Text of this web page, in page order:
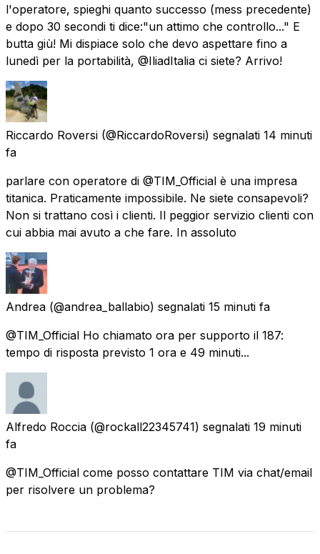
l'operatore, spieghi quanto successo (mess precedente)
e dopo 30 secondi ti dice:"un attimo che controllo..." E
butta giù! Mi dispiace solo che devo aspettare fino a
lunedì per la portabilità, @IliadItalia ci siete? Arrivo!
Riccardo Roversi (@RiccardoRoversi) segnalati 14 minuti
fa
parlare con operatore di @TIM_Official è una impresa
titanica. Praticamente impossibile. Ne siete consapevoli?
Non si trattano così i clienti. Il peggior servizio clienti con
cui abbia mai avuto a che fare. In assoluto
Andrea (@andrea_ballabio) segnalati 15 minuti fa
@TIM_Official Ho chiamato ora per supporto il 187:
tempo di risposta previsto 1 ora e 49 minuti...
Alfredo Roccia (@rockall22345741) segnalati 19 minuti
fa
@TIM_Official come posso contattare TIM via chat/email
per risolvere un problema?